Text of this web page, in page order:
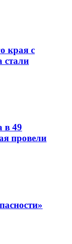
края с
стали
в 49
провели